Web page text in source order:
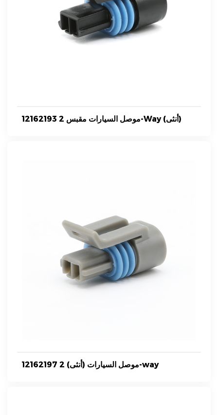
12162193 موصل السيارات مقبس 2-Way (أنثى)
12162197 موصل السيارات (أنثى) 2-way